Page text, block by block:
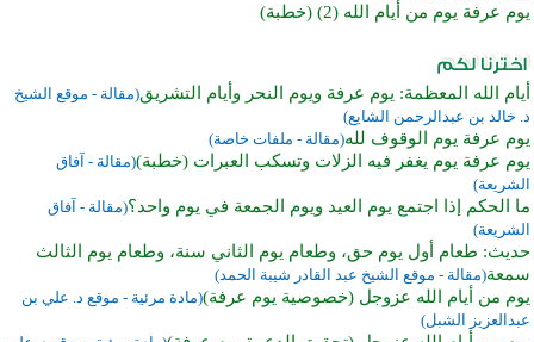
يوم عرفة يوم من أيام الله (2) (خطبة)
أيام الله المعظمة: يوم عرفة ويوم النحر وأيام التشريق(مقالة - موقع الشيخ
د. خالد بن عبدالرحمن الشايع)
يوم عرفة يوم الوقوف لله(مقالة - ملفات خاصة)
يوم عرفة يوم يغفر فيه الزلات وتسكب العبرات (خطبة)(مقالة - آفاق
الشريعة)
ما الحكم إذا اجتمع يوم العيد ويوم الجمعة في يوم واحد؟(مقالة - آفاق
الشريعة)
حديث: طعام أول يوم حق، وطعام يوم الثاني سنة، وطعام يوم الثالث
سمعة(مقالة - موقع الشيخ عبد القادر شيبة الحمد)
يوم من أيام الله عزوجل (خصوصية يوم عرفة)(مادة مرئية - موقع د. علي بن
عبدالعزيز الشبل)